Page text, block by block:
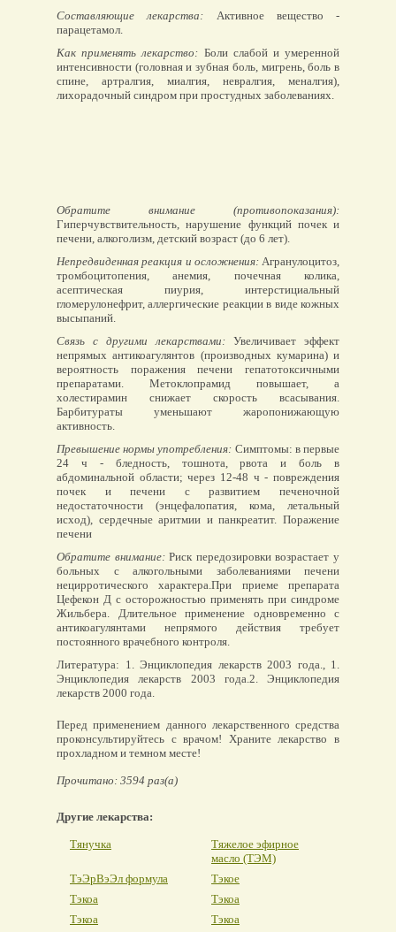
Составляющие лекарства: Активное вещество -
парацетамол.
Как применять лекарство: Боли слабой и умеренной
интенсивности (головная и зубная боль, мигрень, боль в
спине, артралгия, миалгия, невралгия, меналгия),
лихорадочный синдром при простудных заболеваниях.
Обратите внимание (противопоказания):
Гиперчувствительность, нарушение функций почек и
печени, алкоголизм, детский возраст (до 6 лет).
Непредвиденная реакция и осложнения:Агранулоцитоз,
тромбоцитопения, анемия, почечная колика,
асептическая пиурия, интерстициальный
гломерулонефрит, аллергические реакции в виде кожных
высыпаний.
Связь с другими лекарствами: Увеличивает эффект
непрямых антикоагулянтов (производных кумарина) и
вероятность поражения печени гепатотоксичными
препаратами. Метоклопрамид повышает, а
холестирамин снижает скорость всасывания.
Барбитураты уменьшают жаропонижающую
активность.
Превышение нормы употребления: Симптомы: в первые
24 ч - бледность, тошнота, рвота и боль в
абдоминальной области; через 12-48 ч - повреждения
почек и печени с развитием печеночной
недостаточности (энцефалопатия, кома, летальный
исход), сердечные аритмии и панкреатит. Поражение
печени
Обратите внимание:Риск передозировки возрастает у
больных с алкогольными заболеваниями печени
нецирротического характера.При приеме препарата
Цефекон Д с осторожностью применять при синдроме
Жильбера. Длительное применение одновременно с
антикоагулянтами непрямого действия требует
постоянного врачебного контроля.
Литература: 1. Энциклопедия лекарств 2003 года., 1.
Энциклопедия лекарств 2003 года.2. Энциклопедия
лекарств 2000 года.
Перед применением данного лекарственного средства
проконсультируйтесь с врачом! Храните лекарство в
прохладном и темном месте!
Прочитано: 3594 раз(а)
Другие лекарства:
Тянучка
Тяжелое эфирное
масло (ТЭМ)
ТэЭрВэЭл формула
Тэкое
Тэкоа
Тэкоа
Тэкоа
Тэкоа